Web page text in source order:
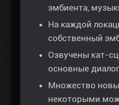
эмбиента,
На каждой
собственный
Озвучены кат-
основные
Множество
некоторыми